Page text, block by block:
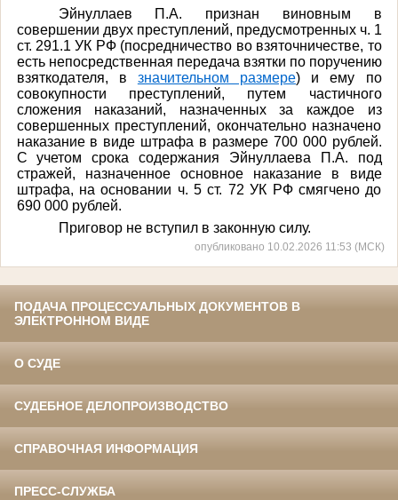
Эйнуллаев П.А. признан
виновным в
совершении двух преступлений, предусмотренных ч. 1
ст. 291.1 УК РФ (посредничество во взяточничестве, то
есть непосредственная передача взятки по поручению
взяткодателя, в значительном размере) и ему по
совокупности преступлений, путем частичного
сложения наказаний, назначенных за каждое из
совершенных преступлений, окончательно назначено
наказание в виде штрафа в размере 700 000 рублей.
С учетом срока содержания Эйнуллаева П.А. под
стражей, назначенное основное наказание в виде
штрафа, на основании ч. 5 ст. 72 УК РФ смягчено до
690 000 рублей.
Приговор не вступил в законную силу.
опубликовано 10.02.2026 11:53 (МСК)
ПОДАЧА ПРОЦЕССУАЛЬНЫХ ДОКУМЕНТОВ В
ЭЛЕКТРОННОМ ВИДЕ
О СУДЕ
СУДЕБНОЕ ДЕЛОПРОИЗВОДСТВО
СПРАВОЧНАЯ ИНФОРМАЦИЯ
ПРЕСС-СЛУЖБА